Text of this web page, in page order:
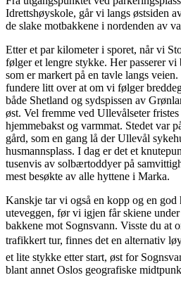
Idrettshøyskole, går vi langs østsiden
de slake motbakkene i nordenden av
Etter et par kilometer i sporet, når vi
følger et lengre stykke. Her passerer vi
som er markert på en tavle langs
fundere litt over at om vi følger
både Shetland og sydspissen av
øst. Vel fremme ved Ullevålseter fristes
hjemmebakst og varmmat. Stedet var
gård, som en gang lå der Ullevål
husmannsplass. I dag er det et
tusenvis av solbærtoddyer på
mest besøkte av alle hyttene i Marka.
Kanskje tar vi også en kopp og en
uteveggen, før vi igjen får skiene
bakkene mot Sognsvann. Visste du at
trafikkert tur, finnes det en alternativ
et lite stykke etter start, øst for
blant annet Oslos geografiske